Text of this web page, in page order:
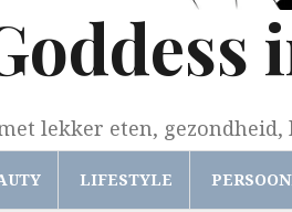
lekker eten,
LIFESTYLE